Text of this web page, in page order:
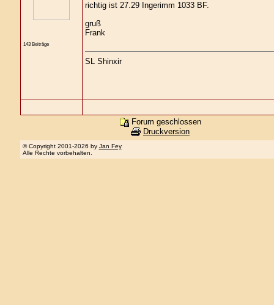
143 Beiträge
richtig ist 27.29 Ingerimm 1033 BF.
gruß
Frank
SL Shinxir
Forum geschlossen
Druckversion
© Copyright 2001-2026 by Jan Fey
Alle Rechte vorbehalten.